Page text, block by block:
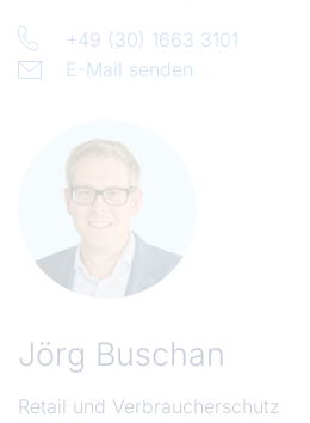
+49 (30) 1663 3101
E-Mail senden
Jörg Buschan
Retail und Verbraucherschutz